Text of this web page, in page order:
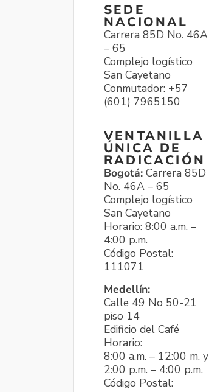
SEDE
NACIONAL
Carrera 85D No. 46A
– 65
Complejo logístico
San Cayetano
Conmutador: +57
(601) 7965150
VENTANILLA
ÚNICA DE
RADICACIÓN
Bogotá: Carrera 85D
No. 46A – 65
Complejo logístico
San Cayetano
Horario: 8:00 a.m. –
4:00 p.m.
Código Postal:
111071
Medellín:
Calle 49 No 50-21
piso 14
Edificio del Café
Horario:
8:00 a.m. – 12:00 m. y
2:00 p.m. – 4:00 p.m.
Código Postal: